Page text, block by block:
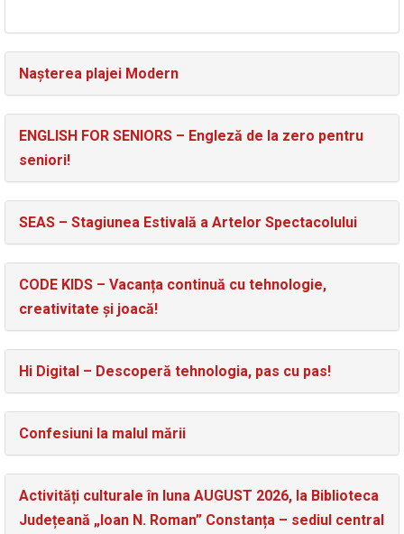
Nașterea plajei Modern
ENGLISH FOR SENIORS – Engleză de la zero pentru
seniori!
SEAS – Stagiunea Estivală a Artelor Spectacolului
CODE KIDS – Vacanța continuă cu tehnologie,
creativitate și joacă!
Hi Digital – Descoperă tehnologia, pas cu pas!
Confesiuni la malul mării
Activități culturale în luna AUGUST 2026, la Biblioteca
Județeană „Ioan N. Roman” Constanța – sediul central